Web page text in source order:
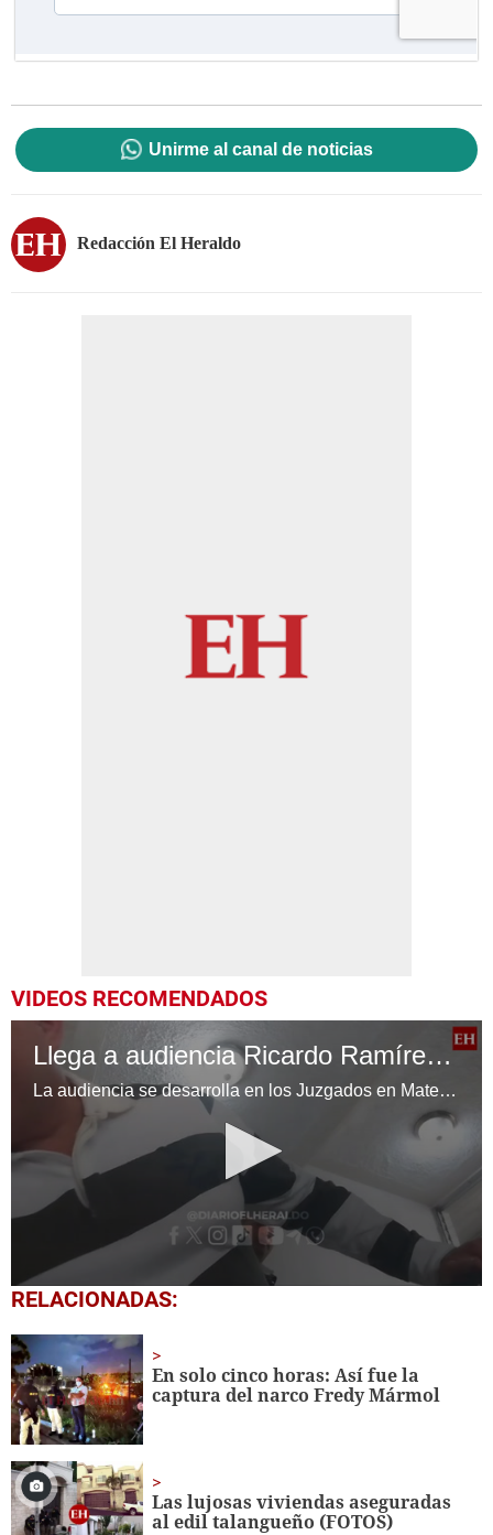
Unirme al canal de noticias
Redacción El Heraldo
VIDEOS RECOMENDADOS
Llega a audiencia Ricardo Ramírez Del Cid, acusado de lavado de activos
La audiencia se desarrolla en los Juzgados en Materia de Criminalidad Organizada, Corrupción y Medio Ambiente, luego de ser detenidos en España por el delito de lavado de activos
0
seconds
25
seconds
RELACIONADAS:
En solo cinco horas: Así fue la
captura del narco Fredy Mármol
Las lujosas viviendas aseguradas
al edil talangueño (FOTOS)